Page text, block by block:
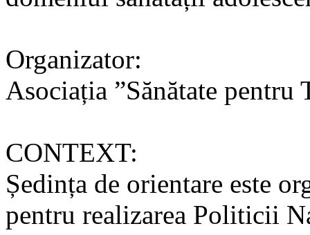
Organizator:
Asociația ”Sănătate pentru
CONTEXT:
Ședința de orientare este
pentru realizarea Politicii